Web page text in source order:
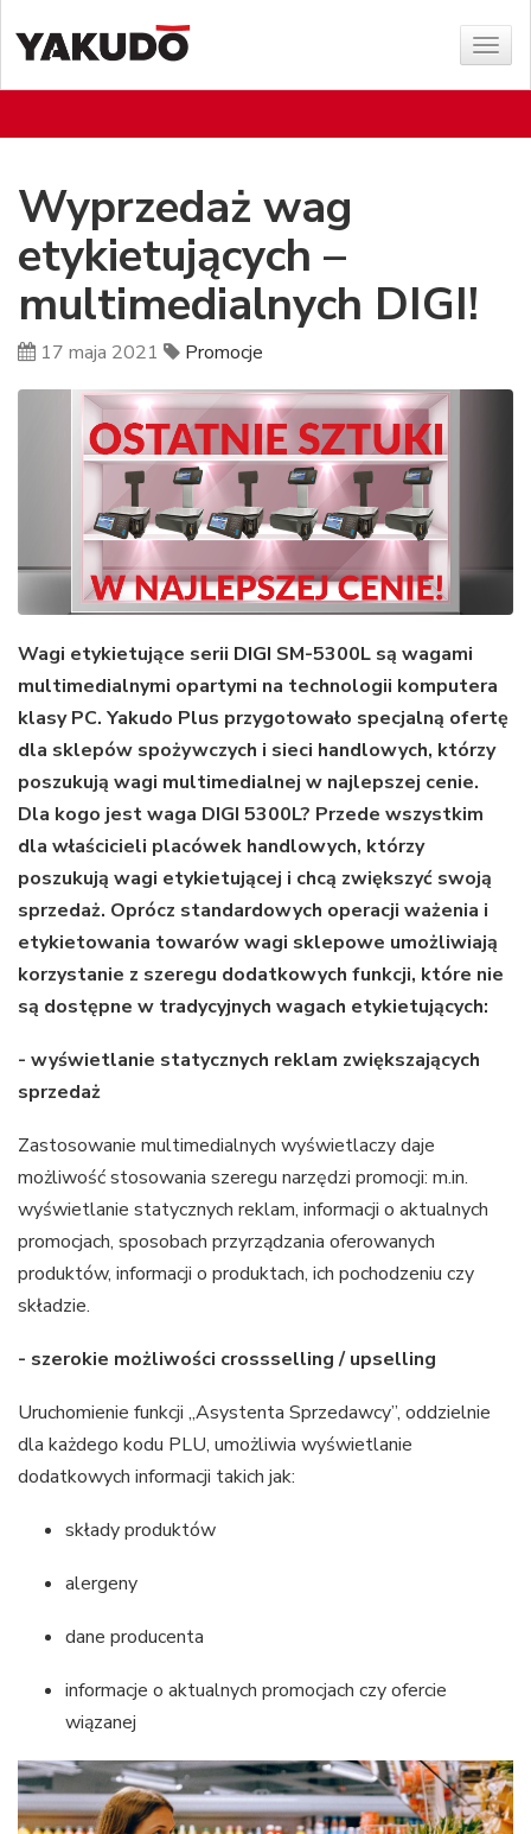
menu
Wyprzedaż wag
etykietujących –
multimedialnych DIGI!
17 maja 2021 Promocje
Wagi etykietujące serii DIGI SM-5300L są wagami
multimedialnymi opartymi na technologii komputera
klasy PC. Yakudo Plus przygotowało specjalną ofertę
dla sklepów spożywczych i sieci handlowych, którzy
poszukują wagi multimedialnej w najlepszej cenie.
Dla kogo jest waga DIGI 5300L? Przede wszystkim
dla właścicieli placówek handlowych, którzy
poszukują wagi etykietującej i chcą zwiększyć swoją
sprzedaż. Oprócz standardowych operacji ważenia i
etykietowania towarów wagi sklepowe umożliwiają
korzystanie z szeregu dodatkowych funkcji, które nie
są dostępne w tradycyjnych wagach etykietujących:
- wyświetlanie statycznych reklam zwiększających
sprzedaż
Zastosowanie multimedialnych wyświetlaczy daje
możliwość stosowania szeregu narzędzi promocji: m.in.
wyświetlanie statycznych reklam, informacji o aktualnych
promocjach, sposobach przyrządzania oferowanych
produktów, informacji o produktach, ich pochodzeniu czy
składzie.
- szerokie możliwości crossselling / upselling
Uruchomienie funkcji „Asystenta Sprzedawcy”, oddzielnie
dla każdego kodu PLU, umożliwia wyświetlanie
dodatkowych informacji takich jak:
składy produktów
alergeny
dane producenta
informacje o aktualnych promocjach czy ofercie
wiązanej